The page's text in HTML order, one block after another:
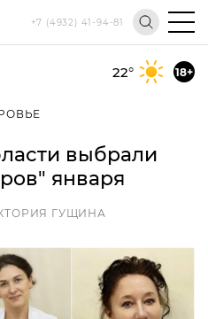
+7 (4932) 41-94-81
22° 18+
выбрали
января
ГУЩИНА